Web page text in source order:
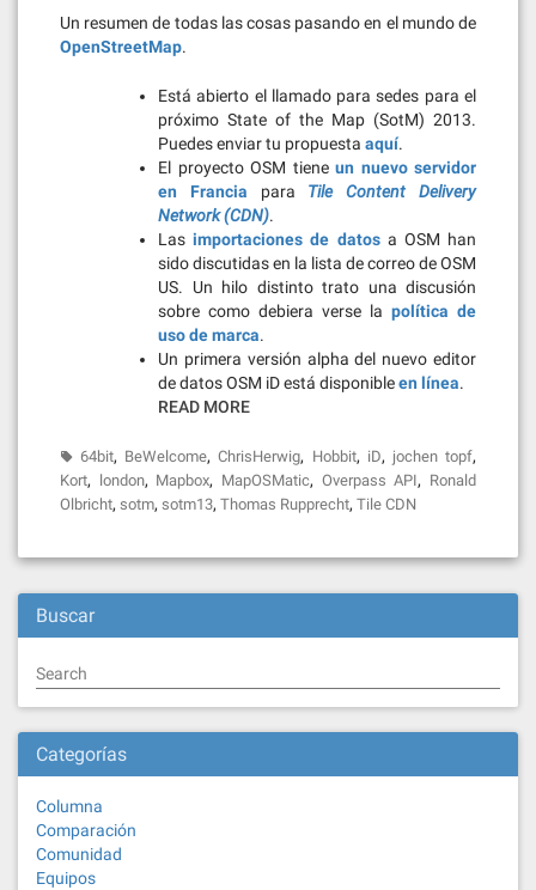
Un resumen de todas las cosas pasando en el mundo de
OpenStreetMap.
Está abierto el llamado para sedes para el
próximo State of the Map (SotM) 2013.
Puedes enviar tu propuesta aquí.
El proyecto OSM tiene un nuevo servidor
en Francia para Tile Content Delivery
Network (CDN).
Lasimportaciones de datosa OSM han
sido discutidas en la lista de correo de OSM
US. Un hilo distinto trato una discusión
sobre como debiera verse la política de
uso de marca.
Un primera versión alpha del nuevo editor
de datos OSM iD está disponibleen línea.
READ MORE
64bit, BeWelcome,ChrisHerwig, Hobbit, iD, jochen topf,
Kort, london, Mapbox, MapOSMatic, Overpass API, Ronald
Olbricht, sotm, sotm13, Thomas Rupprecht, Tile CDN
Buscar
Search
Categorías
Columna
Comparación
Comunidad
Equipos